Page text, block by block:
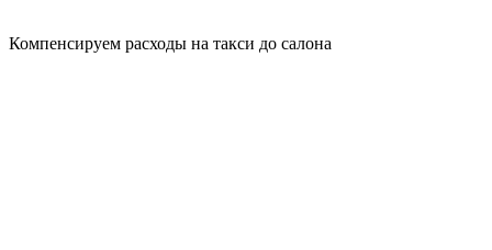
Компенсируем расходы на такси до салона